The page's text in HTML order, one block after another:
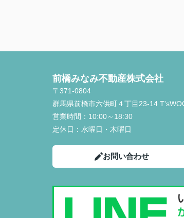
前橋みなみ不動産株式会社
〒371-0804
群馬県前橋市六供町４丁目23‐14
営業時間： 10:00～18:30
定休日： 水曜日・木曜日
お問い合わせ